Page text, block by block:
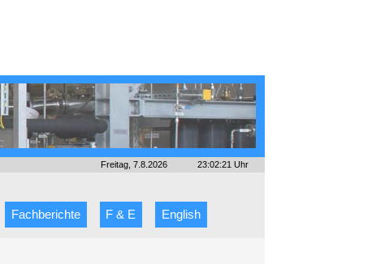
Freitag, 7.8.2026 23:02:21 Uhr
Fachberichte F & E English